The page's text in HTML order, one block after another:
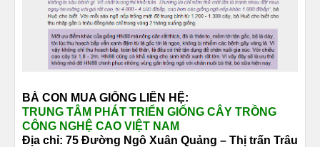
BÀ CON MUA GIỐNG LIÊN HỆ:
TRUNG TÂM PHÁT TRIỂN GIỐNG CÂY TRỒNG
CÔNG NGHỆ CAO VIỆT NAM
Địa chỉ: 75 Đường Ngô Xuân Quảng – Thị trấn Trâu